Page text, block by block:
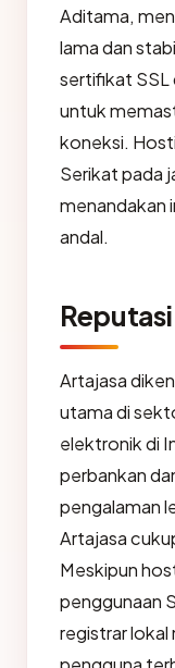
Aditama,
lama dan
sertifikat SSL
untuk
koneksi.
Serikat pada
menandakan
andal.
Artajasa
utama di
elektronik di
perbankan
pengalaman
Artajasa
Meskipun
penggunaan
registrar